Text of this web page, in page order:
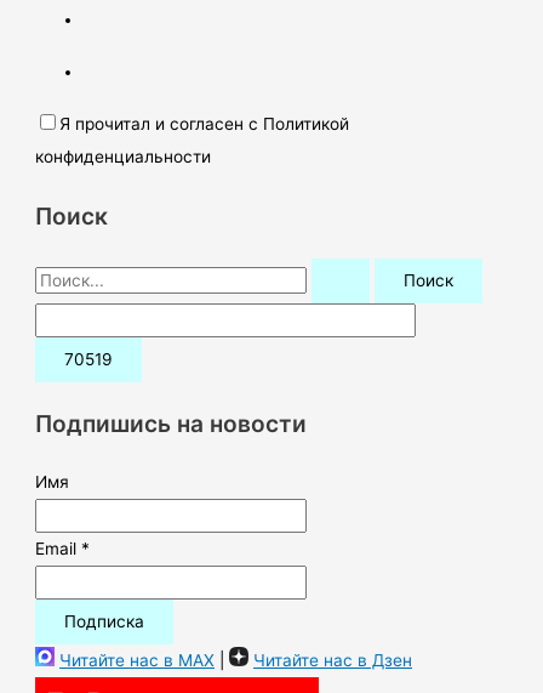
Я прочитал и согласен с Политикой
конфиденциальности
Поиск
П
о
и
:Подпишись на новости
Имя
Email *
Читайте нас в MAX | Читайте нас в Дзен